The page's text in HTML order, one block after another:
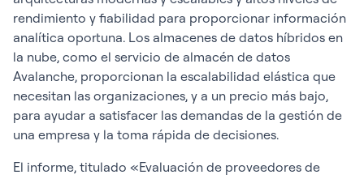
rendimiento y fiabilidad para proporcionar información
analítica oportuna. Los almacenes de datos híbridos en
la nube, como el servicio de almacén de datos
Avalanche, proporcionan la escalabilidad elástica que
necesitan las organizaciones, y a un precio más bajo,
para ayudar a satisfacer las demandas de la gestión de
una empresa y la toma rápida de decisiones.
El informe, titulado «Evaluación de proveedores de